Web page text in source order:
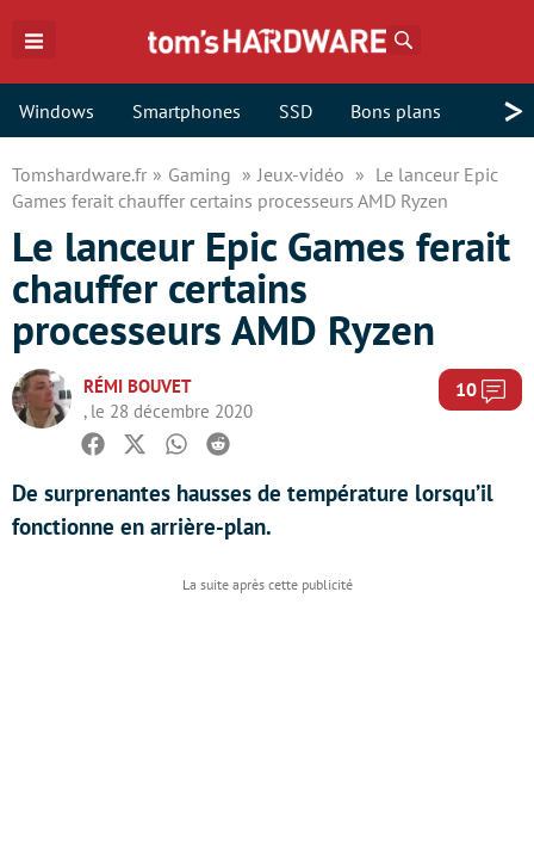
Windows Smartphones SSD Bons plans >
Tomshardware.fr Gaming Jeux-vidéo
Le lanceur Epic
Games ferait chauffer certains processeurs AMD Ryzen
Le lanceur Epic Games ferait
chauffer certains
processeurs AMD Ryzen
RÉMI BOUVET
, le 28 décembre 2020
10
Facebook
TwitterWhatsapp
Reddit
De surprenantes hausses de température lorsqu’il
fonctionne en arrière-plan.